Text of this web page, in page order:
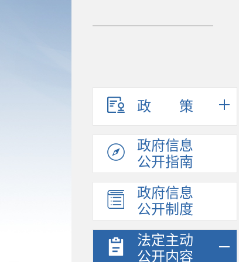
政策
政府信息
公开指南
政府信息
公开制度
法定主动
公开内容